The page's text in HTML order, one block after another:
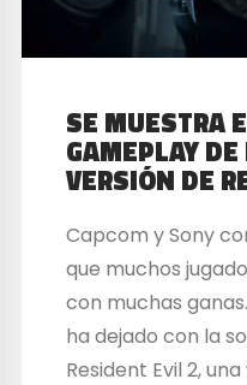
SE MUESTRA
GAMEPLAY
VERSIÓN DE
Capcom y Sony
que muchos
con muchas
ha dejado con la
Resident Evil 2,